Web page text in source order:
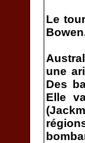
Le
une
Des
Elle